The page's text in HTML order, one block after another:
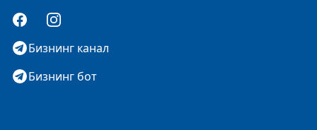
FacebookInstagram
Бизнинг канал
Бизнинг бот